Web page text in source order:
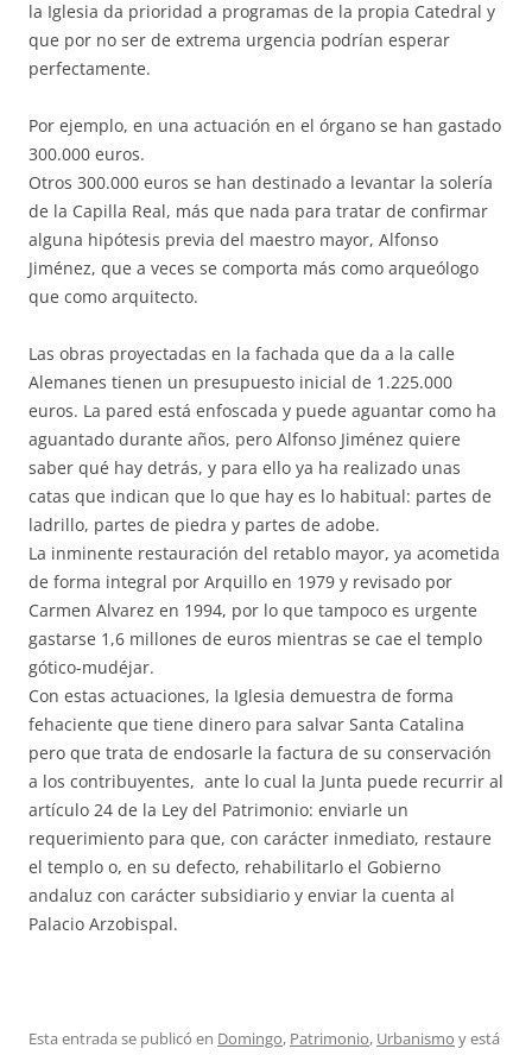
la Iglesia da prioridad a programas de la propia Catedral y
que por no ser de extrema urgencia podrían esperar
perfectamente.
Por ejemplo, en una actuación en el órgano se han gastado
300.000 euros.
Otros 300.000 euros se han destinado a levantar la solería
de la Capilla Real, más que nada para tratar de confirmar
alguna hipótesis previa del maestro mayor, Alfonso
Jiménez, que a veces se comporta más como arqueólogo
que como arquitecto.
Las obras proyectadas en la fachada que da a la calle
Alemanes tienen un presupuesto inicial de 1.225.000
euros. La pared está enfoscada y puede aguantar como ha
aguantado durante años, pero Alfonso Jiménez quiere
saber qué hay detrás, y para ello ya ha realizado unas
catas que indican que lo que hay es lo habitual: partes de
ladrillo, partes de piedra y partes de adobe.
La inminente restauración del retablo mayor, ya acometida
de forma integral por Arquillo en 1979 y revisado por
Carmen Alvarez en 1994, por lo que tampoco es urgente
gastarse 1,6 millones de euros mientras se cae el templo
gótico-mudéjar.
Con estas actuaciones, la Iglesia demuestra de forma
fehaciente que tiene dinero para salvar Santa Catalina
pero que trata de endosarle la factura de su conservación
a los contribuyentes, ante lo cual la Junta puede recurrir al
artículo 24 de la Ley del Patrimonio: enviarle un
requerimiento para que, con carácter inmediato, restaure
el templo o, en su defecto, rehabilitarlo el Gobierno
andaluz con carácter subsidiario y enviar la cuenta al
Palacio Arzobispal.
Esta entrada se publicó en Domingo, Patrimonio, Urbanismo y está